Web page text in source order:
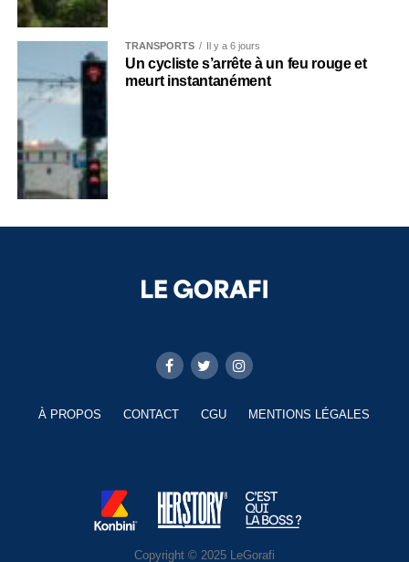
TRANSPORTS Il y a 6 jours
Un cycliste s’arrête à un feu rouge et
meurt instantanément
À PROPOS CONTACT CGU MENTIONS LÉGALES
Copyright © 2025 LeGorafi